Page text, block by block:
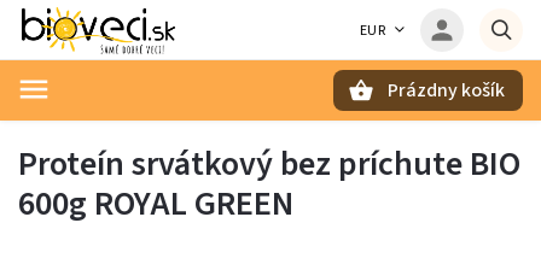
EUR
Prázdny košík
Proteín srvátkový bez príchute BIO
600g ROYAL GREEN